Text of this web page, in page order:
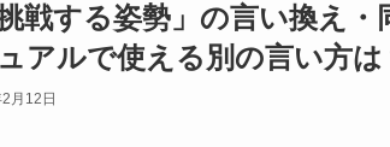
挑戦する姿勢」の言い換え
アルで使える別の言い方は
月12日